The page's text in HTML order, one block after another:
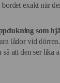
bordet exakt när
som
lådor vid
att den ser lika